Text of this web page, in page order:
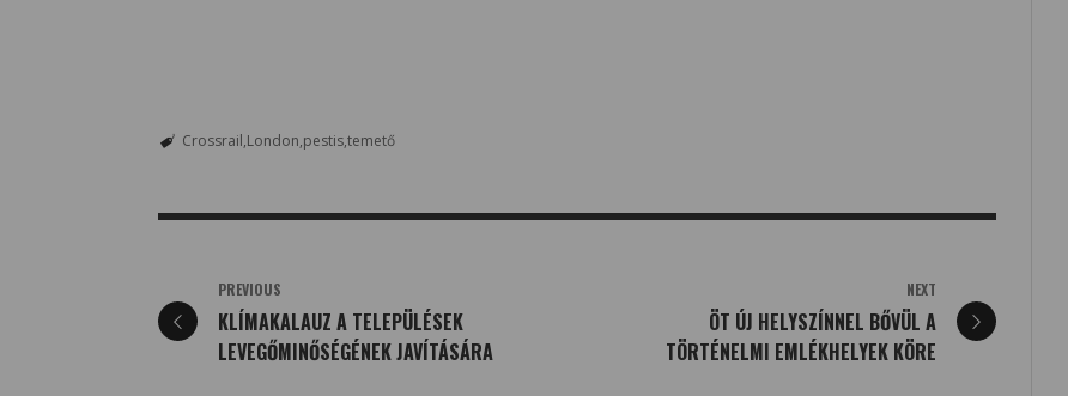
Crossrail London pestistemető
PREVIOUS
KLÍMAKALAUZ A TELEPÜLÉSEK
LEVEGŐMINŐSÉGÉNEK JAVÍTÁSÁRA
NEXT
ÖT ÚJ HELYSZÍNNEL BŐVÜL A
TÖRTÉNELMI EMLÉKHELYEK KÖRE